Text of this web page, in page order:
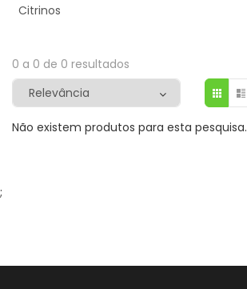
Citrinos
0 a 0 de 0 resultados
Não existem produtos para esta pesquisa.
;